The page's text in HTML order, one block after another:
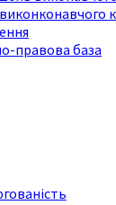
правова база